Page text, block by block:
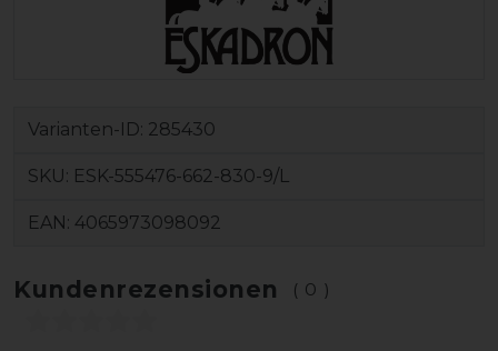
Varianten-ID: 285430
SKU: ESK-555476-662-830-9/L
EAN: 4065973098092
Kundenrezensionen (0)